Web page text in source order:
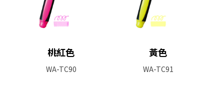
桃紅色
WA-TC90
黃色
WA-TC91